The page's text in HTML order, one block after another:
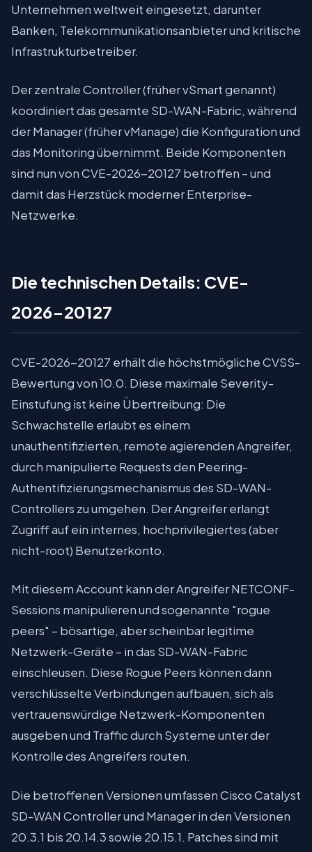
Unternehmen weltweit eingesetzt, darunter
Banken, Telekommunikationsanbieter und kritische
Infrastrukturbetreiber.
Der zentrale Controller (früher vSmart genannt)
koordiniert das gesamte SD-WAN-Fabric, während
der Manager (früher vManage) die Konfiguration und
das Monitoring übernimmt. Beide Komponenten
sind nun von CVE-2026-20127 betroffen – und
damit das Herzstück moderner Enterprise-
Netzwerke.
Die technischen Details: CVE-
2026-20127
CVE-2026-20127 erhält die höchstmögliche CVSS-
Bewertung von 10.0. Diese maximale Severity-
Einstufung ist keine Übertreibung: Die
Schwachstelle erlaubt es einem
unauthentifizierten, remote agierenden Angreifer,
durch manipulierte Requests den Peering-
Authentifizierungsmechanismus des SD-WAN-
Controllers zu umgehen. Der Angreifer erlangt
Zugriff auf ein internes, hochprivilegiertes (aber
nicht-root) Benutzerkonto.
Mit diesem Account kann der Angreifer NETCONF-
Sessions manipulieren und sogenannte "rogue
peers" – bösartige, aber scheinbar legitime
Netzwerk-Geräte – in das SD-WAN-Fabric
einschleusen. Diese Rogue Peers können dann
verschlüsselte Verbindungen aufbauen, sich als
vertrauenswürdige Netzwerk-Komponenten
ausgeben und Traffic durch Systeme unter der
Kontrolle des Angreifers routen.
Die betroffenen Versionen umfassen Cisco Catalyst
SD-WAN Controller und Manager in den Versionen
20.3.1 bis 20.14.3 sowie 20.15.1. Patches sind mit